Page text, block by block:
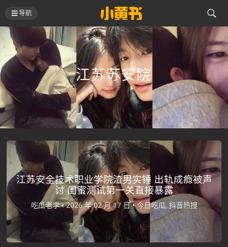
导航
江苏苏安院
江苏安全技术职业学院渣男实锤 出轨成瘾被声
讨 闺蜜测试第一关直接暴露
吃瓜老李 •2026 年 02 月 17 日 •今日吃瓜, 抖音热搜